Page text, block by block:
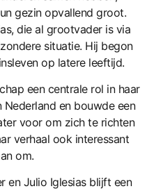
gezin opvallend groot.
die al grootvader is via
situatie. Hij begon
op latere leeftijd.
een centrale rol in haar
en bouwde een
voor om zich te richten
verhaal ook interessant
om.
en Julio Iglesias blijft een